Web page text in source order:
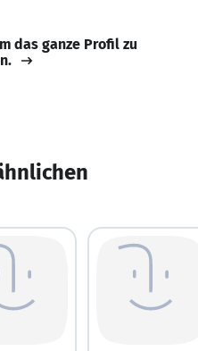
das ganze Profil zu